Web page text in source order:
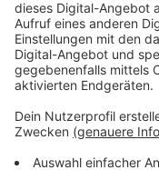
Verpass' nichts
ANTENNE
Lifestyle oder